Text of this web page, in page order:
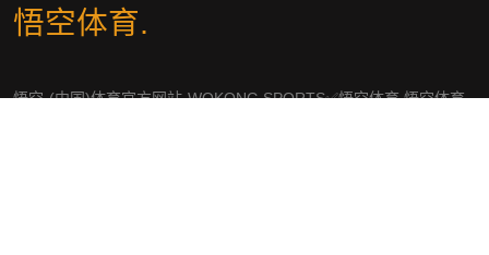
悟空体育.
悟空·(中国)体育官方网站-WOKONG SPORTS✅悟空体育,悟空体育